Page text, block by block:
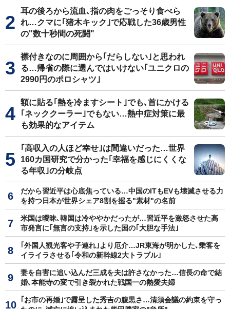
耳の後ろから流血､指の肉をごっそり食べら
れ…クマに｢猪木キック｣で応戦した36歳男性
の"数十秒間の死闘"
襟付きなのに周囲から｢だらしない｣と思われ
る…帰省の際に選んではいけない｢ユニクロの
2990円のポロシャツ｣
額に貼る｢熱を冷ますシート｣でも､首にかける
｢ネッククーラー｣でもない…熱中症対策に最
も効果的なアイテム
｢高収入の人ほど幸せ｣は間違いだった…世界
160カ国研究で分かった｢幸福を感じにくくな
る年収｣の分岐点
だから習近平は心底焦っている…中国のITもEVも壊滅させる力
を持つ日本が世界シェア8割を握る"素材"の名前
米国は曖昧､韓国は冷ややかだったが…習近平を激怒させた高
市発言に｢無言の支持｣を示した国の｢大胆な手法｣
｢外国人観光客や子連れ｣より厄介…JR東海が明かした､乗客を
イライラさせる｢令和の新幹線2大トラブル｣
妻を自害に追い込んだ三成を夫は許さなかった…信長の命で結
婚､本能寺の変で引き裂かれた戦国一の熱愛夫婦
｢お市の再婚｣で露呈した秀吉の腹黒さ…清須会議の約束を守っ